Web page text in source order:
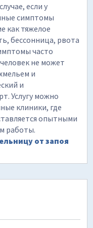
если у
симптомы
как тяжелое
бессонница, рвота
часто
не может
и
и
Услугу можно
клиники, где
опытными
работы.
от запоя